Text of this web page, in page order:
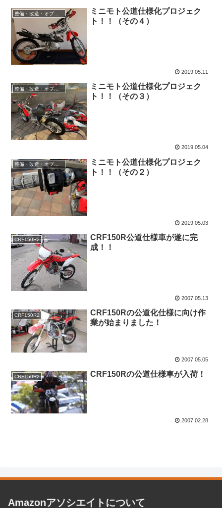
整備・改造・オプション
ミニモト公道仕様化プロジェク
ト！！（その４）
2019.05.11
整備・改造・オプション
ミニモト公道仕様化プロジェク
ト！！（その３）
2019.05.04
整備・改造・オプション
ミニモト公道仕様化プロジェク
ト！！（その２）
2019.05.03
CRF150R2
CRF150R公道仕様車が遂に完
成！！
2007.05.13
CRF150R2
CRF150Rの公道化仕様に向け作
業が始まりました！
2007.05.05
CRF150R2 CRF150Rの公道仕様車が入荷！
2007.02.28
Amazonアソシエイトについて